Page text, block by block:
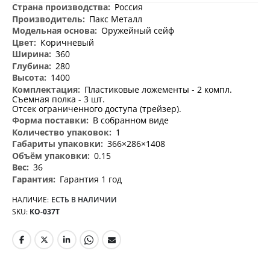
Дополнительная
информация
Россия
Пакс Металл
Оружейный сейф
Коричневый
360
280
1400
Пластиковые ложементы - 2 компл.
Съемная полка - 3 шт.
Отсек ограниченного доступа (трейзер).
В собранном виде
1
366×286×1408
0.15
36
Гарантия 1 год
НАЛИЧИЕ: ЕСТЬ В НАЛИЧИИ
SKU КО-037Т